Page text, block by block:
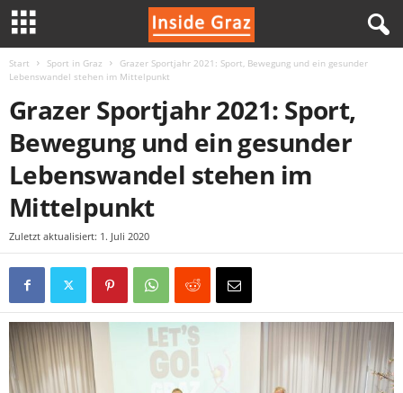
Start Sport in Graz
Grazer Sportjahr 2021: Sport, Bewegung und ein gesunder
Lebenswandel stehen im Mittelpunkt
Grazer Sportjahr 2021: Sport,
Bewegung und ein gesunder
Lebenswandel stehen im
Mittelpunkt
Zuletzt aktualisiert: 1. Juli 2020